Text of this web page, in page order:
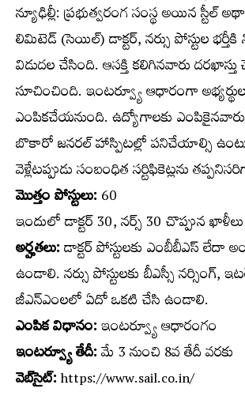
న్యూఢిల్లీ: ప్రభుత్వరంగ సంస్థ అయిన
లిమిటెడ్‌ (సెయిల్‌) డాక్టర్‌, నర్సు పోస్టుల
విడుదల చేసింది. ఆసక్తి కలిగినవారు
సూచించింది. ఇంటర్వ్యూ ఆధారంగా
ఎంపికచేయనుంది. ఉద్యోగాలకు
బొకారో జనరల్‌ హాస్పిటల్లో పనిచేయాల్సి
వెళ్లేటప్పుడు సంబంధిత సర్టిఫికెట్లను
మొత్తం పోస్టులు:60
ఇందులో డాక్టర్‌ 30, నర్స్‌ 30 చొప్పున
అర్హతలు:డాక్టర్‌ పోస్టులకు ఎంబీబీఎస్ లేదా
ఉండాలి. నర్సు పోస్టులకు బీఎస్సీ నర్సింగ్‌,
జీఎన్‌ఎంలలో ఏదో ఒకటి చేసి ఉండాలి.
ఎంపిక విధానం:ఇంటర్వ్యూ ఆధారంగం
ఇంటర్వ్యూ తేదీ:మే 3 నుంచి 8వ తేదీ వరకు
వెబ్‌సైట్‌:https://www.sail.co.in/